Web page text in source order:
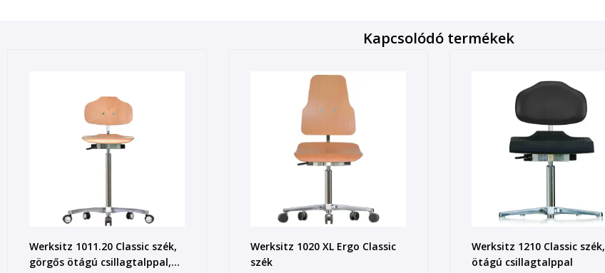
Kapcsolódó termékek
Werksitz 1011.20 Classic szék,
görgős ötágú csillagtalppal,
Werksitz 1020 XL Ergo Classic
szék
Werksitz 1210 Classic szék,
ötágú csillagtalppal